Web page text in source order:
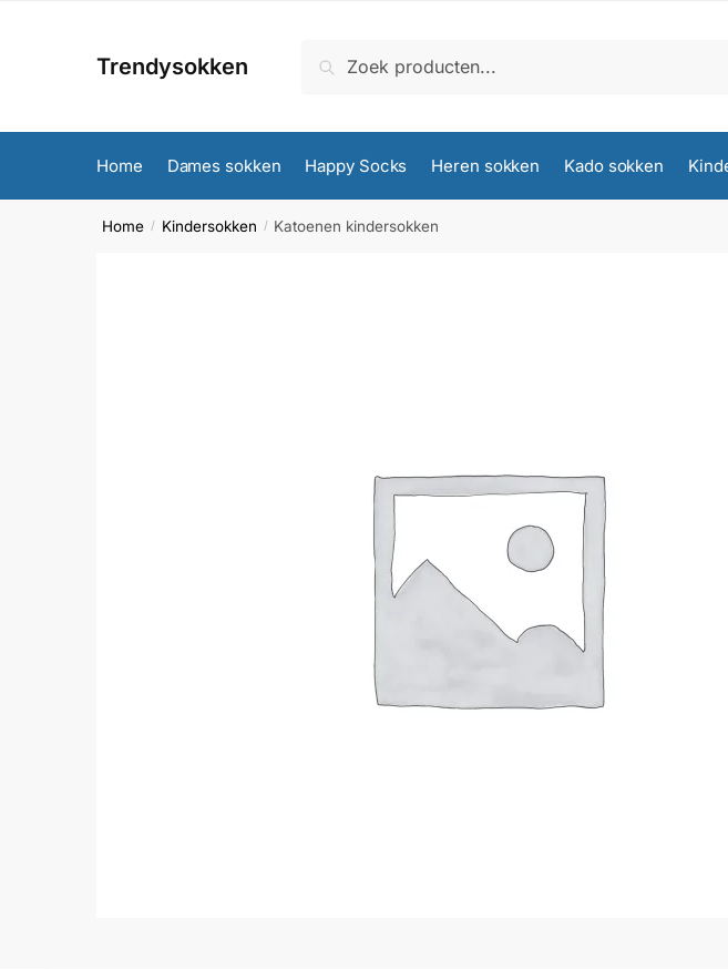
Trendysokken
naar:
Zoeken
Home Dames sokken Happy Socks Heren sokken Kado sokken
Home / Kindersokken / Katoenen kindersokken